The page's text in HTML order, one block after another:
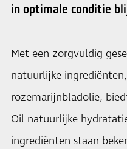
in optimale conditie
Met een zorgvuldig
natuurlijke
rozemarijnbladolie,
Oil natuurlijke
ingrediënten staan